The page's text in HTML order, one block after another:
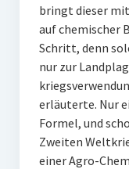
bringt dieser
auf chemischer
Schritt, denn
nur zur
erläuterte. Nur
Formel, und
Zweiten
einer Agro-